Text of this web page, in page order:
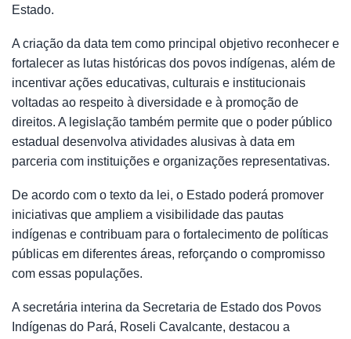
Estado.
A criação da data tem como principal objetivo reconhecer e
fortalecer as lutas históricas dos povos indígenas, além de
incentivar ações educativas, culturais e institucionais
voltadas ao respeito à diversidade e à promoção de
direitos. A legislação também permite que o poder público
estadual desenvolva atividades alusivas à data em
parceria com instituições e organizações representativas.
De acordo com o texto da lei, o Estado poderá promover
iniciativas que ampliem a visibilidade das pautas
indígenas e contribuam para o fortalecimento de políticas
públicas em diferentes áreas, reforçando o compromisso
com essas populações.
A secretária interina da Secretaria de Estado dos Povos
Indígenas do Pará, Roseli Cavalcante, destacou a